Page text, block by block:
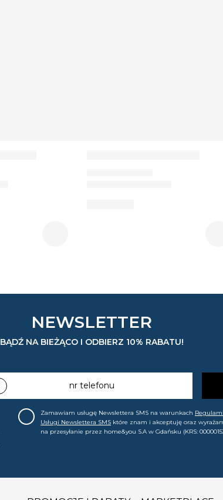
NEWSLETTER
BĄDŹ NA BIEŻĄCO I ODBIERZ 10% RABATU!
nr telefonu
Zamawiam usługę Newslettera SMS na warunkach
Usługi Newslettera SMS które znam i akceptuję oraz
na przesyłanie przez home&you S.A w Gdańsku (KRS:
promocjach, wyprzedażach). Wiem, że mogę tę zgodę w